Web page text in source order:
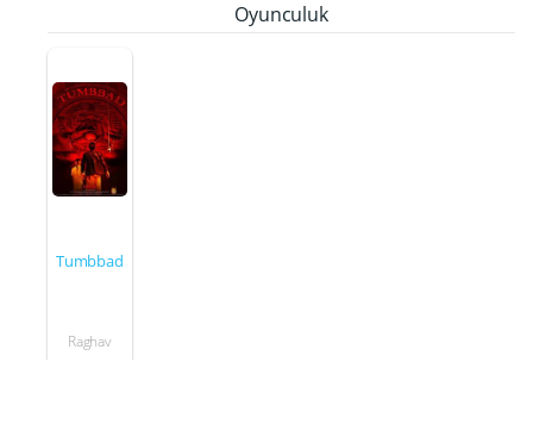
Oyunculuk
Tumbbad
Raghav